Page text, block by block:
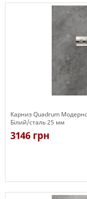
Карниз Quadrum
Білий/сталь 25 мм
3146 грн